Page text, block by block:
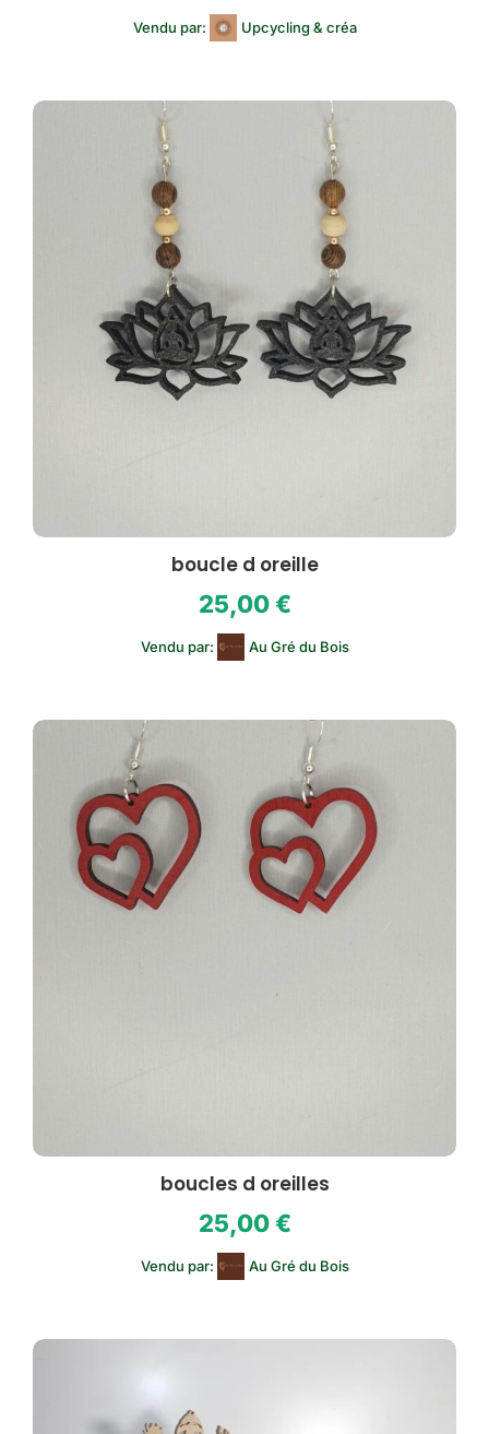
Vendu par: Upcycling & créa
boucle d oreille
25,00€
Vendu par: Au Gré du Bois
boucles d oreilles
25,00€
Vendu par: Au Gré du Bois